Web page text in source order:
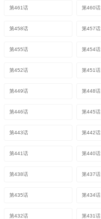
第461话 第460话
第458话 第457话
第455话 第454话
第452话 第451话
第449话 第448话
第446话 第445话
第443话 第442话
第441话 第440话
第438话 第437话
第435话 第434话
第432话 第431话